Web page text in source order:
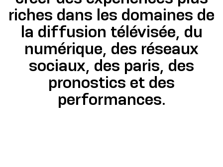
riches dans les domaines de
la diffusion télévisée, du
numérique, des réseaux
sociaux, des paris, des
pronostics et des
performances.